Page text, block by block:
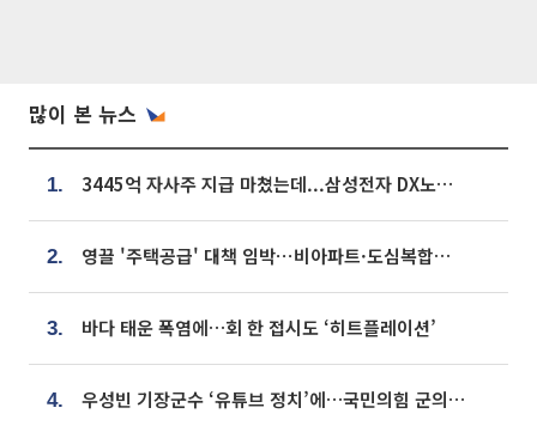
많이 본 뉴스
1. 3445억 자사주 지급 마쳤는데...삼성전자 DX노조, 뒤늦은 '떼쓰기 집회'
2. 영끌 '주택공급' 대책 임박⋯비아파트·도심복합까지 총동원
3. 바다 태운 폭염에…회 한 접시도 ‘히트플레이션’
4. 우성빈 기장군수 ‘유튜브 정치’에…국민의힘 군의원들 집단 반발